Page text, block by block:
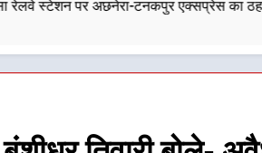
टनकपुर एक्सप्रेस का ठहराव हुआ स्वीकृत